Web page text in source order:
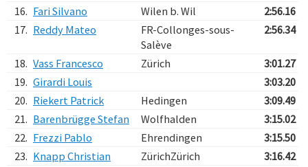
16. Fari Silvano Wilen b. Wil
2:56.16
17. Reddy Mateo
FR-Collonges-sous-
Salève
2:56.34
18. Vass Francesco Zürich
3:01.27
19. Girardi Louis
3:03.20
20. Riekert Patrick Hedingen
3:09.49
21. Barenbrügge Stefan Wolfhalden
3:15.02
22. Frezzi Pablo Ehrendingen
3:15.50
23. Knapp Christian ZürichZürich
3:16.42